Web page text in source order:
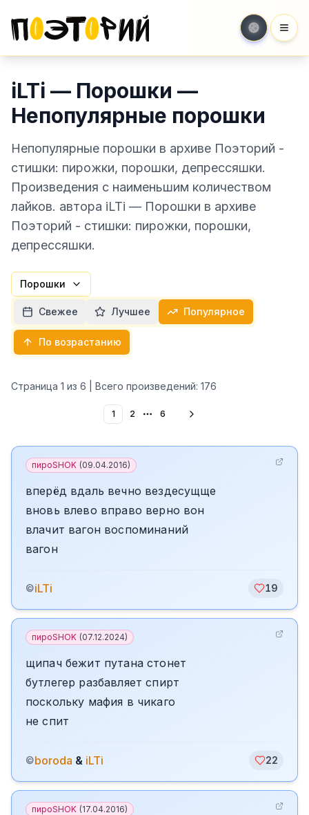
iLTi — Порошки —
Непопулярные порошки
Непопулярные порошки в архиве Поэторий -
стишки: пирожки, порошки, депрессяшки.
Произведения с наименьшим количеством
лайков. автора iLTi — Порошки в архиве
Поэторий - стишки: пирожки, порошки,
депрессяшки.
Порошки
Свежее Лучшее Популярное
По возрастанию
Страница 1 из 6 | Всего произведений: 176
1 2 More pages
6
пироSHOK (09.04.2016)
вперёд вдаль вечно вездесущще
вновь влево вправо верно вон
влачит вагон воспоминаний
вагон
©iLTi 19
пироSHOK (07.12.2024)
щипач бежит путана стонет
бутлегер разбавляет спирт
поскольку мафия в чикаго
не спит
©boroda & iLTi 22
пироSHOK (17.04.2016)